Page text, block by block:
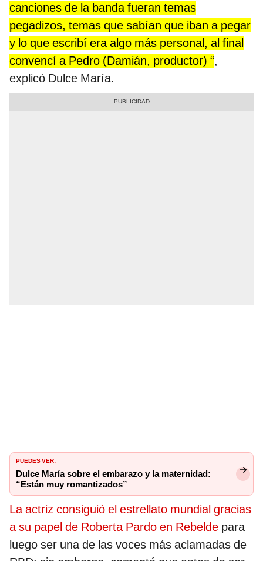
canciones de la banda fueran temas
pegadizos, temas que sabían que iban a pegar
y lo que escribí era algo más personal, al final
convencí a Pedro (Damián, productor) “,
explicó Dulce María.
PUEDES VER:
Dulce María sobre el embarazo y la maternidad:
“Están muy romantizados”
La actriz consiguió el estrellato mundial gracias
a su papel de Roberta Pardo en Rebelde para
luego ser una de las voces más aclamadas de